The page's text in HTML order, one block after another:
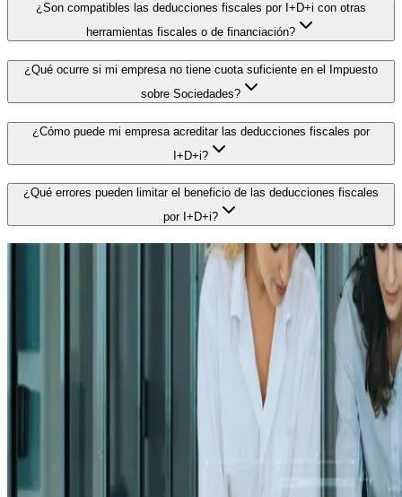
¿Son compatibles las deducciones fiscales por I+D+i con otras
herramientas fiscales o de financiación?
¿Qué ocurre si mi empresa no tiene cuota suficiente en el Impuesto
sobre Sociedades?
¿Cómo puede mi empresa acreditar las deducciones fiscales por
I+D+i?
¿Qué errores pueden limitar el beneficio de las deducciones fiscales
por I+D+i?